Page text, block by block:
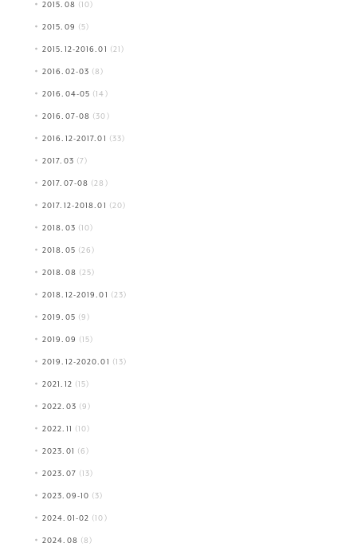
2015.08 (10)
2015.09 (5)
2015.12-2016.01 (21)
2016.02-03 (8)
2016.04-05 (14)
2016.07-08 (30)
2016.12-2017.01 (33)
2017.03 (7)
2017.07-08 (28)
2017.12-2018.01 (20)
2018.03 (10)
2018.05 (26)
2018.08 (25)
2018.12-2019.01 (23)
2019.05 (9)
2019.09 (15)
2019.12-2020.01 (13)
2021.12 (15)
2022.03 (9)
2022.11 (10)
2023.01 (6)
2023.07 (13)
2023.09-10 (3)
2024.01-02 (10)
2024.08 (8)